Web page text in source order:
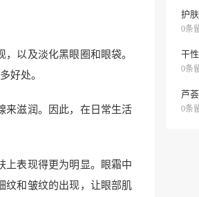
以及淡化黑眼圈和眼袋。
好处。
来滋润。因此，在日常生活
上表现得更为明显。眼霜中
纹和皱纹的出现，让眼部肌
护
0条
干
0条
芦
0条